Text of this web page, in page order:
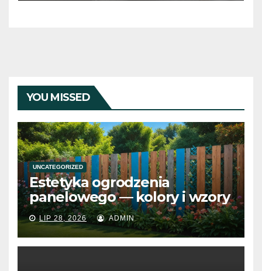
YOU MISSED
UNCATEGORIZED
Estetyka ogrodzenia
panelowego — kolory i wzory
LIP 28, 2026 ADMIN